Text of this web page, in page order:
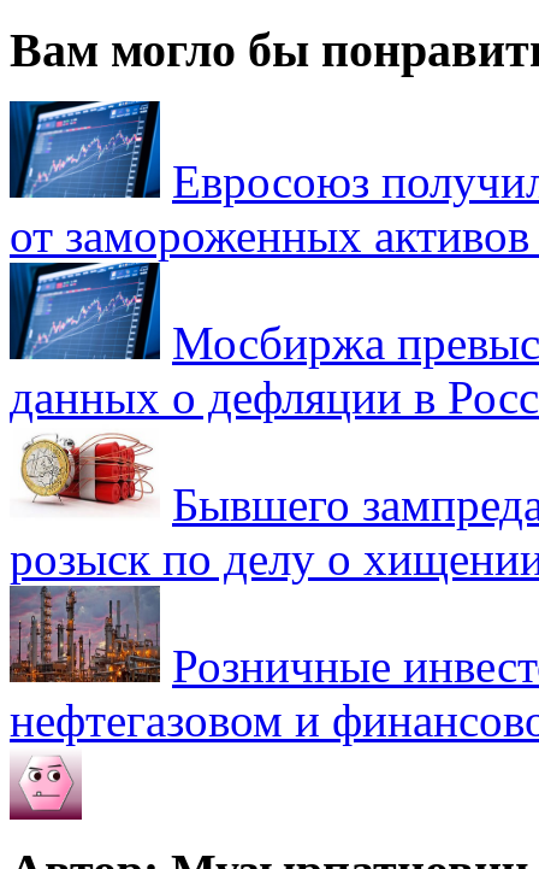
Вам могло бы
Евросоюз
от замороженных
Мосбиржа
данных о дефляции в
Бывшего
розыск по делу о
Розничные
нефтегазовом и